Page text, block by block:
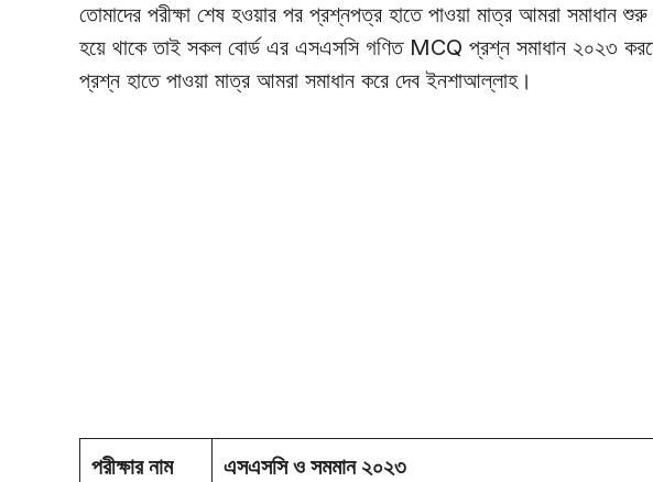
তোমাদের পরীক্ষা শেষ হওয়ার পর প্রশ্নপত্র হাতে পাওয়া মাত্র আমরা সমাধান
হয়ে থাকে তাই সকল বোর্ড এর এসএসসি গণিত MCQ প্রশ্ন সমাধান ২০২৩
প্রশ্ন হাতে পাওয়া মাত্র আমরা সমাধান করে দেব ইনশাআল্লাহ।
পরীক্ষার নাম এসএসসি ও সমমান ২০২৩